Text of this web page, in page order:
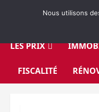
LES PRIX
FISCALITÉ
Nous utilisons